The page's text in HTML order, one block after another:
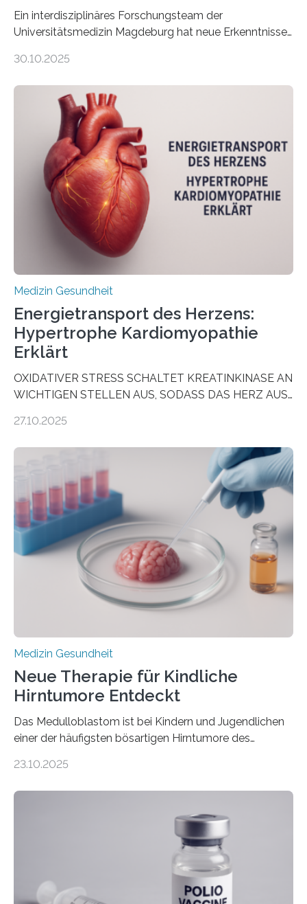
Ein interdisziplinäres Forschungsteam der
Universitätsmedizin Magdeburg hat neue Erkenntnisse
behandelt werden kann. In ihrer aktuellen Studie,
Oncology, zeigen die Forschenden, dass Mini-Tumore
aus Gewebe von Patientinnen und Patienten –
sogenannte Organoide – genutzt werden können, um
vorab zu prüfen, welche Medikamente am besten
wirken. Dabei wurde ein Eiweiß identifiziert, das künftig
als Biomarker für die Wahl der passenden Therapie
dienen könnte. Darmkrebs zählt weltweit zu den
häufigsten Krebsarten und stellt…
30.10.2025
Medizin Gesundheit
Energietransport des Herzens:
Hypertrophe Kardiomyopathie
Erklärt
OXIDATIVER STRESS SCHALTET KREATINKINASE AN
WICHTIGEN STELLEN AUS, SODASS DAS HERZ AUS
aus dem Deutschen Zentrum für Herzinsuffizienz
im Journal Circulation, warum der Energietransport bei
der Hypertrophen Kardiomyopathie (HCM) versagen
kann und wie sich durch eine Verringerung der
Herzbelastung und des oxidativen Stresses
Rhythmusstörungen reduzieren lassen. Würzburg. Die
hypertrophe Kardiomyopathie (HCM) ist die häufigste
erblich bedingte Herzerkrankung. Sie führt dazu, dass
sich die linke Herzkammer verdickt, der Herzmuskel zu
stark kontrahiert…
27.10.2025
Medizin Gesundheit
Neue Therapie für Kindliche
Hirntumore Entdeckt
Das Medulloblastom ist bei Kindern und Jugendlichen
einer der häufigsten bösartigen Hirntumore des
Betroffenen können mit heutigen Methoden geheilt
Dringend benötigt werden zielgerichtete Therapien, die
nur Tumorschwachstellen angreifen und normales
Gewebe verschonen. Forschende um Daniel Merk vom
Hertie-Institut für klinische Hirnforschung am
Universitätsklinikum Tübingen haben eine solche
23.10.2025